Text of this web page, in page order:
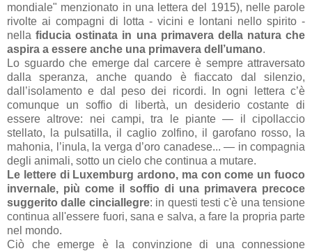
mondiale" menzionato in una lettera del 1915), nelle parole
rivolte ai compagni di lotta - vicini e lontani nello spirito -
nellafiducia ostinata in una primavera della natura che
aspira a essere anche una primavera dell’umano.
Lo sguardo che emerge dal carcere è sempre attraversato
dalla speranza, anche quando è fiaccato dal silenzio,
dall’isolamento e dal peso dei ricordi. In ogni lettera c’è
comunque un soffio di libertà, un desiderio costante di
essere altrove: nei campi, tra le piante — il cipollaccio
stellato, la pulsatilla, il caglio zolfino, il garofano rosso, la
mahonia, l’inula, la verga d’oro canadese... — in compagnia
degli animali, sotto un cielo che continua a mutare.
Le lettere di Luxemburg ardono, ma con come un fuoco
invernale, più come il soffio di una primavera precoce
suggerito dalle cinciallegre: in questi testi c'è una tensione
continua all'essere fuori, sana e salva, a fare la propria parte
nel mondo.
Ciò che emerge è la convinzione di una connessione